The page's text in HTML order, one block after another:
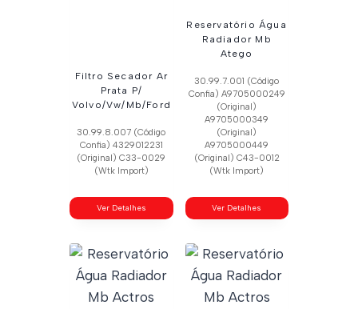
Filtro Secador Ar
Prata P/
Volvo/Vw/Mb/Ford
30.99.8.007 (Código
Confia) 4329012231
(Original) C33-0029
(Wtk Import)
Ver Detalhes
Reservatório Água
Radiador Mb
Atego
30.99.7.001 (Código
Confia) A9705000249
(Original)
A9705000349
(Original)
A9705000449
(Original) C43-0012
(Wtk Import)
Ver Detalhes